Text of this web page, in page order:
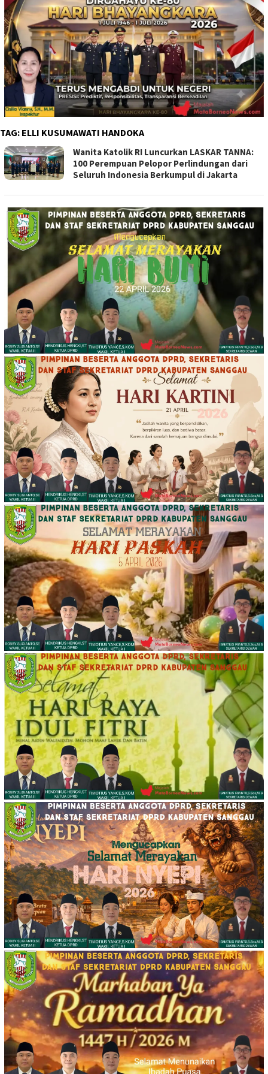
TAG: ELLI KUSUMAWATI HANDOKA
Wanita Katolik RI Luncurkan LASKAR TANNA:
100 Perempuan Pelopor Perlindungan dari
Seluruh Indonesia Berkumpul di Jakarta